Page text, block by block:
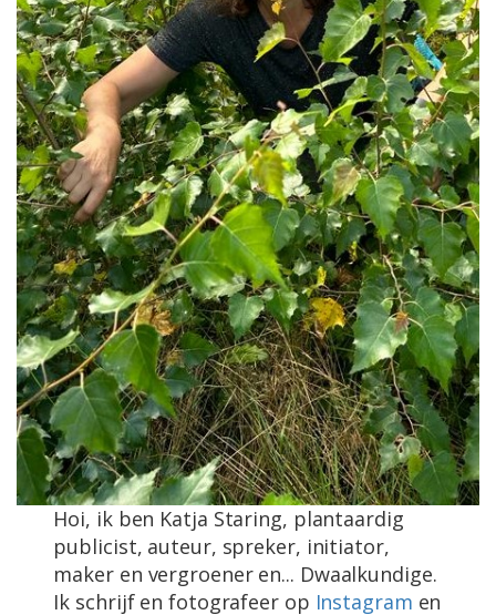
Hoi, ik ben Katja Staring, plantaardig
publicist, auteur, spreker, initiator,
maker en vergroener en... Dwaalkundige.
Ik schrijf en fotografeer op Instagram en